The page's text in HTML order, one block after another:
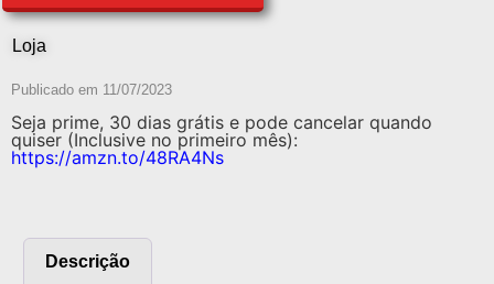
Loja
Publicado em 11/07/2023
Seja prime, 30 dias grátis e pode cancelar quando
quiser (Inclusive no primeiro mês):
https://amzn.to/48RA4Ns
Descrição